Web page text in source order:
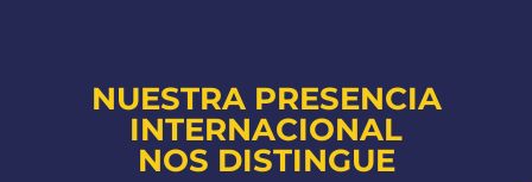
NUESTRA PRESENCIA
INTERNACIONAL
NOS DISTINGUE